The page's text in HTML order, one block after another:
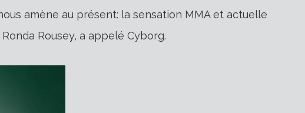
amène au présent: la sensation MMA et actuelle
Rousey, a appelé Cyborg.